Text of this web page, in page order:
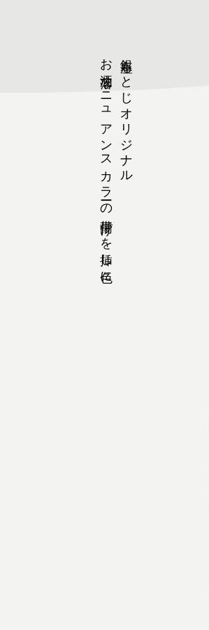
銀座もとじオリジナル
お洒落なニュアンスカラーの帯揚げを挿し色に